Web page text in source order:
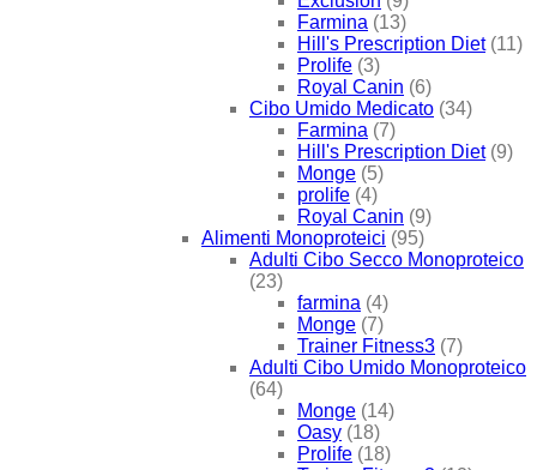
Farmina (13)
Hill's Prescription Diet (11)
Prolife (3)
Royal Canin (6)
Cibo Umido Medicato (34)
Farmina (7)
Hill's Prescription Diet (9)
Monge (5)
prolife (4)
Royal Canin (9)
Alimenti Monoproteici (95)
Adulti Cibo Secco Monoproteico
(23)
farmina (4)
Monge (7)
Trainer Fitness3 (7)
Adulti Cibo Umido Monoproteico
(64)
Monge (14)
Oasy (18)
Prolife (18)